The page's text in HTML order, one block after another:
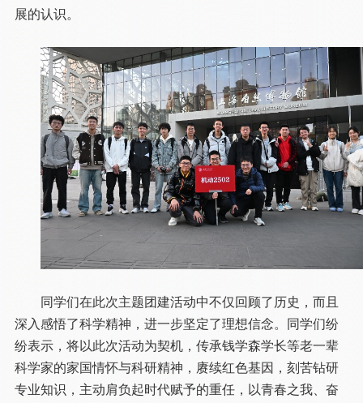
展的认识。
同学们在此次主题团建活动中不仅回顾了历史，而且
深入感悟了科学精神，进一步坚定了理想信念。同学们纷
纷表示，将以此次活动为契机，传承钱学森学长等老一辈
科学家的家国情怀与科研精神，赓续红色基因，刻苦钻研
专业知识，主动肩负起时代赋予的重任，以青春之我、奋